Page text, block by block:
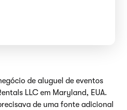
de aluguel de eventos
LLC em Maryland, EUA.
de uma fonte adicional